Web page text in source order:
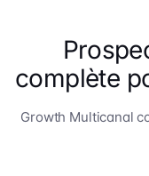
complète
Growth Multicanal